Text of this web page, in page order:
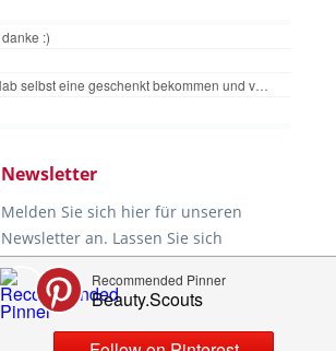
Newsletter
Melden Sie sich hier für unseren
Newsletter an. Lassen Sie sich
rechtzeitig und automatisch über
unsere News und aktuellen
Angebote informieren. Ihre Daten
werden nicht an DritteAktiv